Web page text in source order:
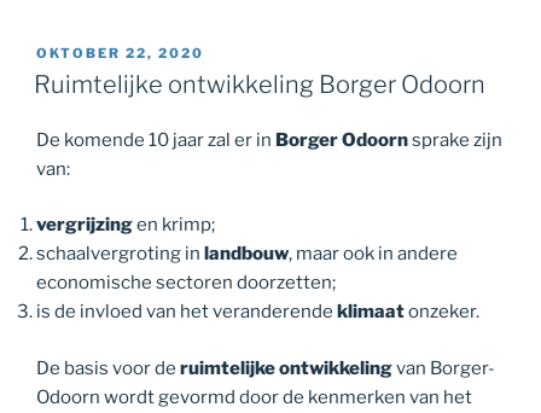
GEPLAATST
OP
OKTOBER 22, 2020
Ruimtelijke ontwikkeling Borger Odoorn
De komende 10 jaar zal er in Borger Odoornsprake zijn
van:
vergrijzingen krimp;
schaalvergroting in landbouw, maar ook in andere
economische sectoren doorzetten;
is de invloed van het veranderende klimaatonzeker.
De basis voor de ruimtelijke ontwikkelingvan Borger-
Odoorn wordt gevormd door de kenmerken van het